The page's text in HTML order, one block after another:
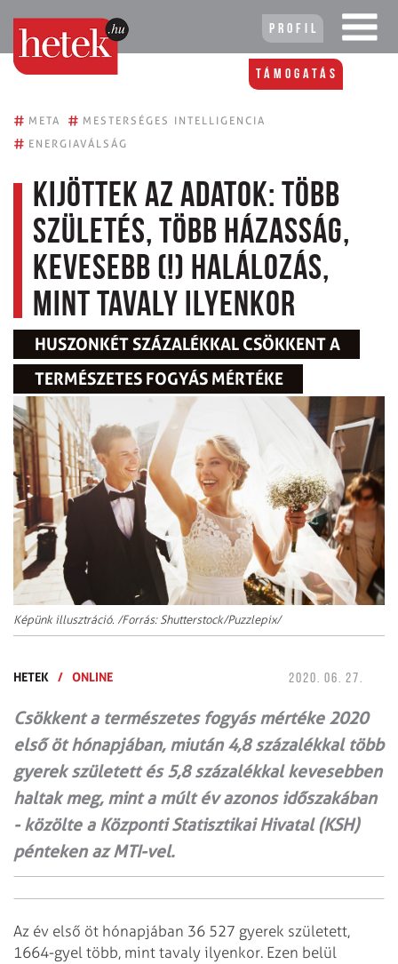
Profil
Támogatás
# META # MESTERSÉGES INTELLIGENCIA
# ENERGIAVÁLSÁG
Kijöttek az adatok: Több
születés, több házasság,
kevesebb (!) halálozás,
mint tavaly ilyenkor
HUSZONKÉT SZÁZALÉKKAL CSÖKKENT A
TERMÉSZETES FOGYÁS MÉRTÉKE
Képünk illusztráció. /Forrás: Shutterstock/Puzzlepix/
HETEK / ONLINE 2020. 06. 27.
Csökkent a természetes fogyás mértéke 2020
első öt hónapjában, miután 4,8 százalékkal több
gyerek született és 5,8 százalékkal kevesebben
haltak meg, mint a múlt év azonos időszakában
- közölte a Központi Statisztikai Hivatal (KSH)
pénteken az MTI-vel.
Az év első öt hónapjában 36 527 gyerek született,
1664-gyel több, mint tavaly ilyenkor. Ezen belül